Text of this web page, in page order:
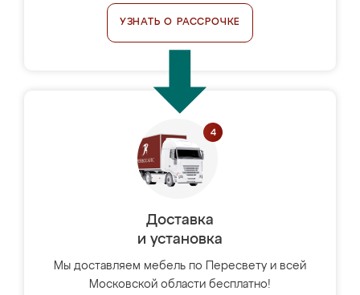
УЗНАТЬ О РАССРОЧКЕ
Доставка
и установка
Мы доставляем мебель по Пересвету и всей
Московской области бесплатно!